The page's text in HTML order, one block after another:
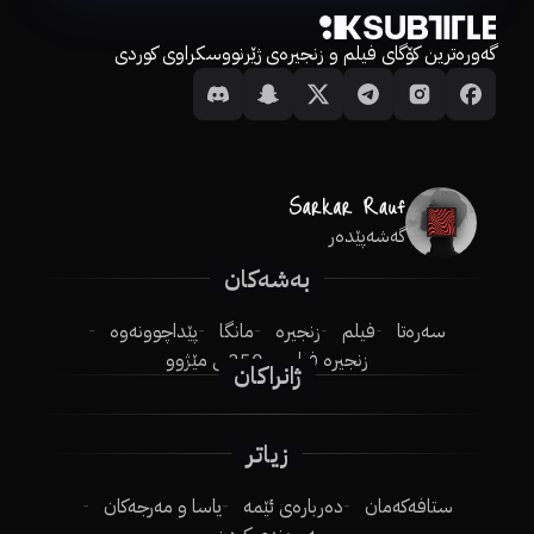
گەورەترین کۆگای فیلم و زنجیرەی ژێرنووسکراوی کوردی
گەشەپێدەر
بەشەکان
سەرەتا فیلم زنجیرە مانگا
پێداچوونەوە
زنجیرە فیلم
250ـی مێژوو
ژانراکان
زیاتر
ستافەکەمان دەربارەی ئێمە
یاسا و مەرجەکان